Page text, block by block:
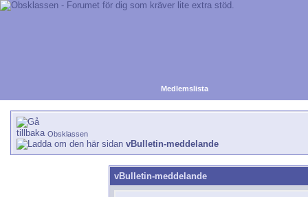
Medlemslista
Obsklassen
vBulletin-meddelande
vBulletin-meddelande